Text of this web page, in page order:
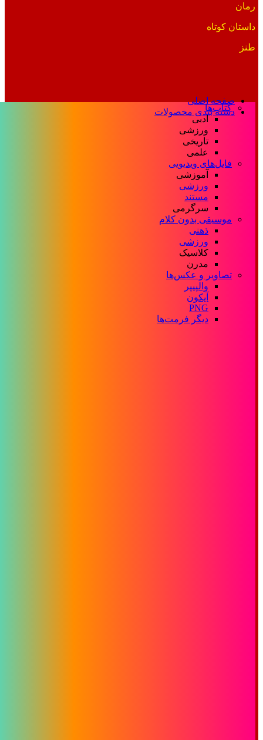
رمان
داستان کوتاه
طنز
صفحه اصلی
دسته بندی محصولات
کتاب‌ها
ادبی
ورزشی
تاریخی
علمی
فایل‌های ویدیویی
آموزشی
ورزشی
مستند
سرگرمی
موسیقی بدون کلام
ذهنی
ورزشی
کلاسیک
مدرن
تصاویر و عکس‌ها
والپیپر
آیکون
PNG
دیگر فرمت‌ها